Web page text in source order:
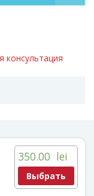
консультация
350.00 lei
Выбрать